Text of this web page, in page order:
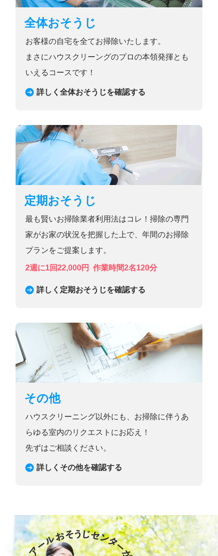
全体おそうじ
お客様の自宅を全てお掃除いたします。
まさにハウスクリーングのプロの本領発揮とも
いえるコースです！
詳しく全体おそうじを確認する
定期おそうじ
最も賢いお掃除業者利用法はコレ！掃除の専門
家がお家の状況を把握した上で、年間のお掃除
プランをご提案します。
2週に1回22,000円 作業時間2名120分
詳しく定期おそうじを確認する
その他
ハウスクリーニング以外にも、お掃除に伴うあ
らゆる室内のリクエストにお応え！
先ずはご相談ください。
詳しくその他を確認する